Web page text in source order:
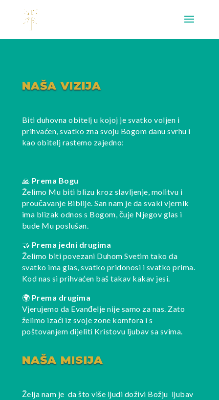
NAŠA VIZIJA
Biti duhovna obitelj u kojoj je svatko voljen i
prihvaćen, svatko zna svoju Bogom danu svrhu i
kao obitelj rastemo zajedno:
🙏 Prema Bogu
Želimo Mu biti blizu kroz slavljenje, molitvu i
proučavanje Biblije. San nam je da svaki vjernik
ima blizak odnos s Bogom, čuje Njegov glas i
bude Mu poslušan.
🤝 Prema jedni drugima
Želimo biti povezani Duhom Svetim tako da
svatko ima glas, svatko pridonosi i svatko prima.
Kod nas si prihvaćen baš takav kakav jesi.
🌍 Prema drugima
Vjerujemo da Evanđelje nije samo za nas. Zato
želimo izaći iz svoje zone komfora i s
poštovanjem dijeliti Kristovu ljubav sa svima.
NAŠA MISIJA
Želja nam je da što više ljudi doživi Božju ljubav